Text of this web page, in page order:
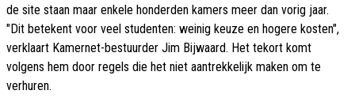
de site staan maar enkele honderden kamers meer dan vorig jaar.
"Dit betekent voor veel studenten: weinig keuze en hogere kosten",
verklaart Kamernet-bestuurder Jim Bijwaard. Het tekort komt
volgens hem door regels die het niet aantrekkelijk maken om te
verhuren.